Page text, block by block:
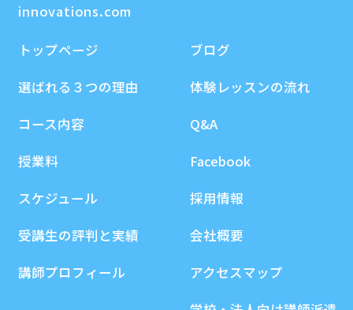
innovations.com
トップページ
選ばれる３つの理由
コース内容
授業料
スケジュール
受講生の評判と実績
講師プロフィール
ブログ
体験レッスンの流れ
Q&A
Facebook
採用情報
会社概要
アクセスマップ